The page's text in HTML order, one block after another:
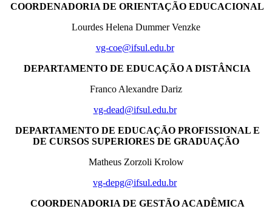
COORDENADORIA DE ORIENTAÇÃO EDUCACIONAL
Lourdes Helena Dummer Venzke
vg-coe@ifsul.edu.br
DEPARTAMENTO DE EDUCAÇÃO A DISTÂNCIA
Franco Alexandre Dariz
vg-dead@ifsul.edu.br
DEPARTAMENTO DE EDUCAÇÃO PROFISSIONAL E
DE CURSOS SUPERIORES DE GRADUAÇÃO
Matheus Zorzoli Krolow
vg-depg@ifsul.edu.br
COORDENADORIA DE GESTÃO ACADÊMICA